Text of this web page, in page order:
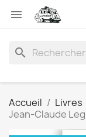

search
Accueil Livres
Jean-Claude